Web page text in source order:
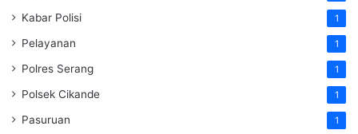
Kabar Polisi 1
Pelayanan 1
Polres Serang 1
Polsek Cikande 1
Pasuruan 1